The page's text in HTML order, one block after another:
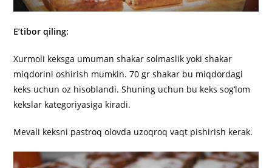
E’tibor qiling:
Xurmoli keksga umuman shakar solmaslik yoki shakar
miqdorini oshirish mumkin. 70 gr shakar bu miqdordagi
keks uchun oz hisoblandi. Shuning uchun bu keks sog‘lom
kekslar kategoriyasiga kiradi.
Mevali keksni pastroq olovda uzoqroq vaqt pishirish kerak.